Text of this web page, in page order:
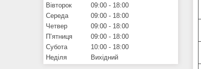
Вівторок
09:00
18:00
Середа
09:00
18:00
Четвер
09:00
18:00
Пʼятниця
09:00
18:00
Субота
10:00
18:00
Неділя
Вихідний